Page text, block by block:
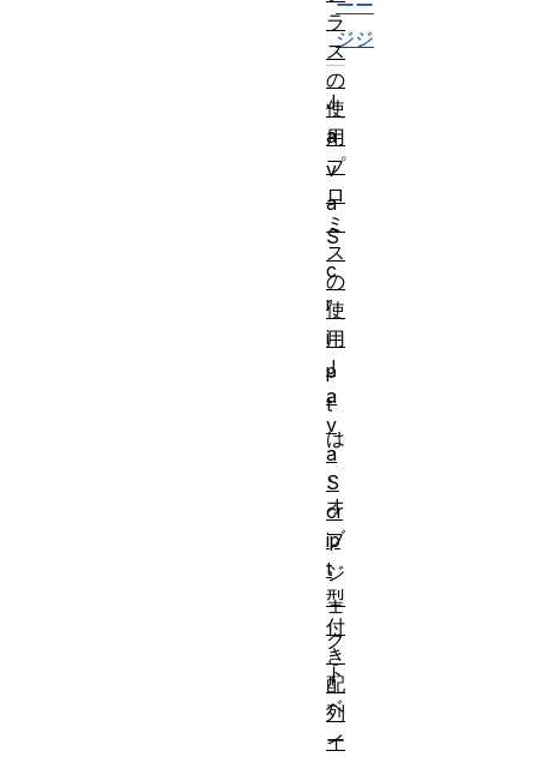
ジジ
J
a
v
a
S
c
r
i
p
t
は
、
オ
ブ
ジ
ェ
ク
ト
ベ
ー
ラ
ス
の
使
用
プ
ロ
ミ
ス
の
使
用
J
a
v
a
S
cr
ip
t
型
付
き
配
列
イ